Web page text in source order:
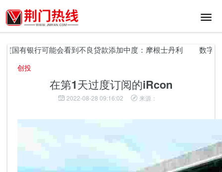
切
航
国有银行可能会看到不良贷款添加中度：摩根士丹利 数字贷
创投
在第1天过度订阅的iRcon
2022-08-28 09:16:02 来源：